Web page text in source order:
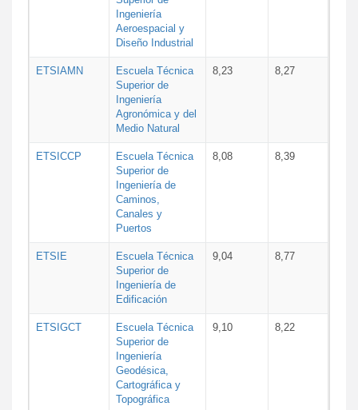
Ingeniería
Aeroespacial y
Diseño Industrial
ETSIAMN
Escuela Técnica
Superior de
Ingeniería
Agronómica y del
Medio Natural
8,23 8,27
ETSICCP
Escuela Técnica
Superior de
Ingeniería de
Caminos,
Canales y
Puertos
8,08 8,39
ETSIE
Escuela Técnica
Superior de
Ingeniería de
Edificación
9,04 8,77
ETSIGCT
Escuela Técnica
Superior de
Ingeniería
Geodésica,
Cartográfica y
Topográfica
9,10 8,22